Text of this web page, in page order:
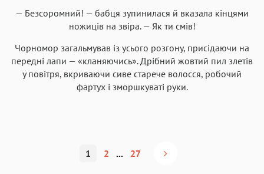
— Безсоромний! — бабця зупинилася й вказала кінцями
ножиців на звіра. — Як ти смів!
Чорномор загальмував із усього розгону, присідаючи на
передні лапи — «кланяючись». Дрібний жовтий пил злетів
у повітря, вкриваючи сиве старече волосся, робочий
фартух і зморшкуваті руки.
1 2 ... 27